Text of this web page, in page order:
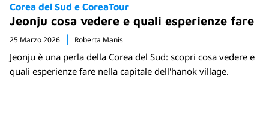
Corea del Sud e CoreaTour
Jeonju cosa vedere e quali esperienze fare
25 Marzo 2026 Roberta Manis
Jeonju è una perla della Corea del Sud: scopri cosa vedere e
quali esperienze fare nella capitale dell'hanok village.